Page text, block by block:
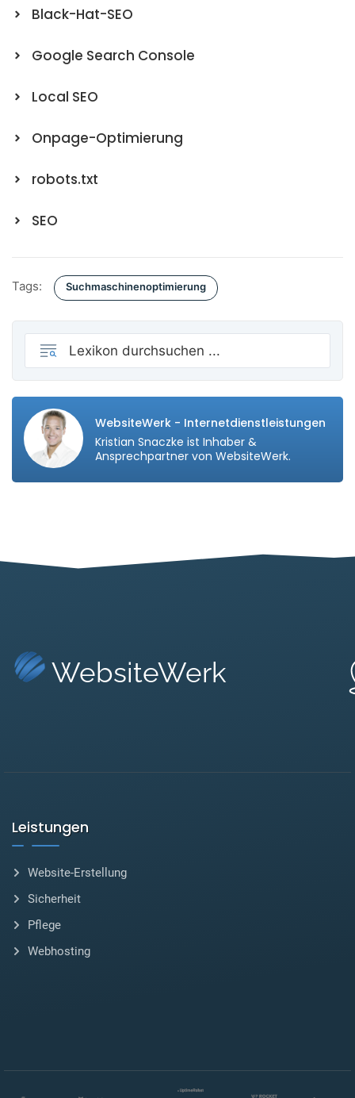
Black-Hat-SEO
Google Search Console
Local SEO
Onpage-Optimierung
robots.txt
SEO
Tags: Suchmaschinenoptimierung
WebsiteWerk - Internetdienstleistungen
Kristian Snaczke ist Inhaber &
Ansprechpartner von WebsiteWerk.
WebsiteWerk
Leistungen
Website-Erstellung
Sicherheit
Pflege
Webhosting